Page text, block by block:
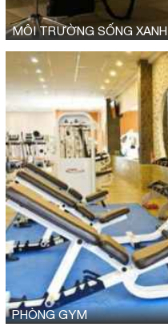
MÔI TRƯỜNG SỐNG XANH
PHÒNG GYM